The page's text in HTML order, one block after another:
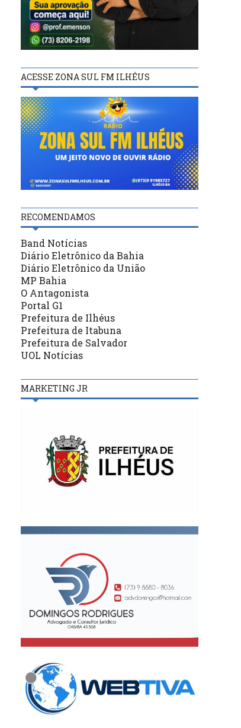
07/01/20
Obra de esgotamento
sanitário da Embasa na zona
sul de Ilhéus chega a sua fase
ILHÉUS
março, aniversário do
Prefeito de Ilhéus
ACESSE ZONA SUL FM ILHÉUS
RECOMENDAMOS
Band Notícias
Diário Eletrônico da Bahia
Diário Eletrônico da União
MP Bahia
O Antagonista
Portal G1
Prefeitura de Ilhéus
Prefeitura de Itabuna
Prefeitura de Salvador
UOL Notícias
MARKETING JR